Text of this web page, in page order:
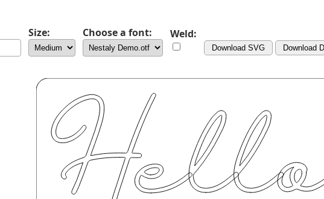
Size: Choose a font: Weld:
Download SVG Download